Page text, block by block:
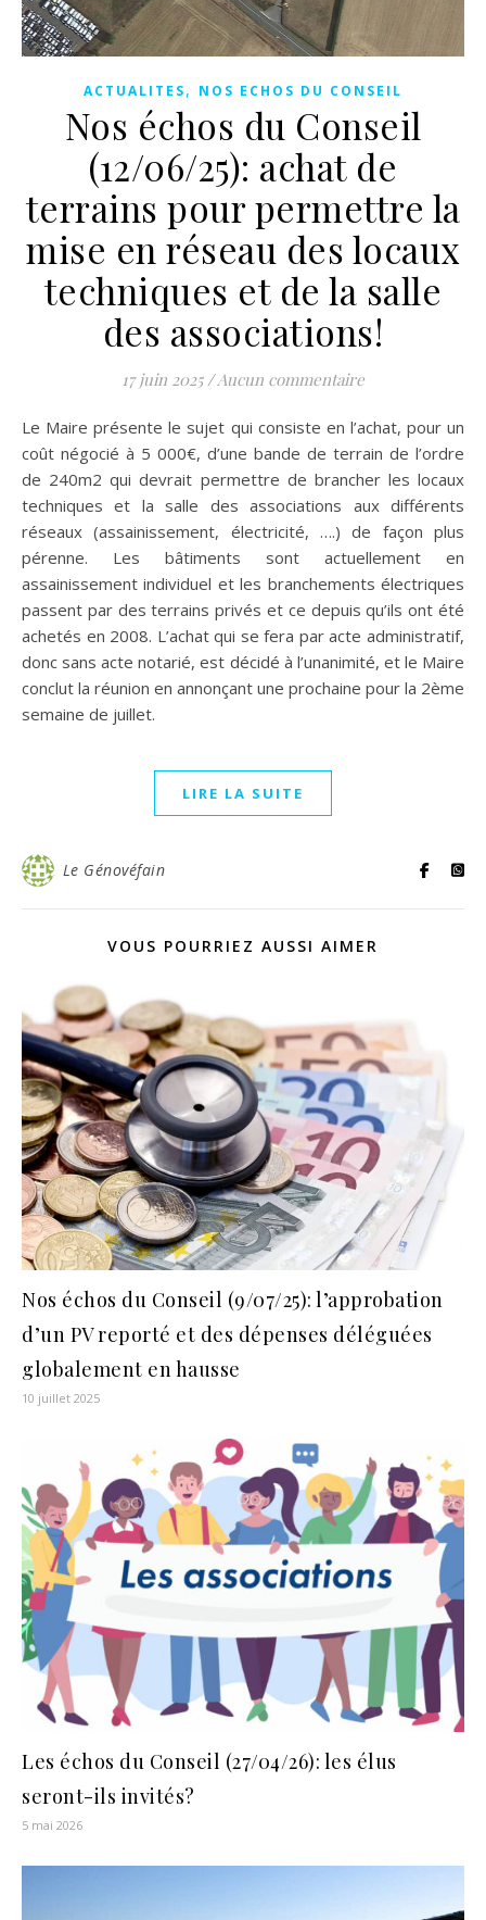
ACTUALITES, NOS ECHOS DU CONSEIL
Nos échos du Conseil
(12/06/25): achat de
terrains pour permettre la
mise en réseau des locaux
techniques et de la salle
des associations!
17 juin 2025 /Aucun commentaire
Le Maire présente le sujet qui consiste en l’achat, pour un
coût négocié à 5 000€, d’une bande de terrain de l’ordre
de 240m2 qui devrait permettre de brancher les locaux
techniques et la salle des associations aux différents
réseaux (assainissement, électricité, ….) de façon plus
pérenne. Les bâtiments sont actuellement en
assainissement individuel et les branchements électriques
passent par des terrains privés et ce depuis qu’ils ont été
achetés en 2008. L’achat qui se fera par acte administratif,
donc sans acte notarié, est décidé à l’unanimité, et le Maire
conclut la réunion en annonçant une prochaine pour la 2ème
semaine de juillet.
LIRE LA SUITE
Le Génovéfain
VOUS POURRIEZ AUSSI AIMER
Nos échos du Conseil (9/07/25): l’approbation
d’un PV reporté et des dépenses déléguées
globalement en hausse
10 juillet 2025
Les échos du Conseil (27/04/26): les élus
seront-ils invités?
5 mai 2026